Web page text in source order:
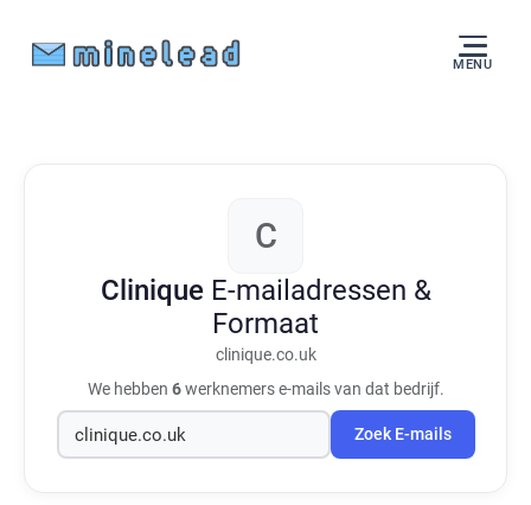
MENU
C
Clinique E-mailadressen &
Formaat
clinique.co.uk
We hebben 6werknemers e-mails van dat bedrijf.
Zoek E-mails